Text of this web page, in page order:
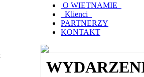
O WIETNAMIE
Klienci
PARTNERZY
KONTAKT